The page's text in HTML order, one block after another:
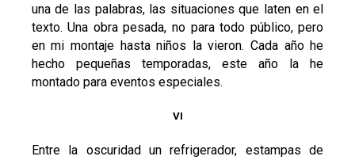
una de las palabras, las situaciones que laten en el
texto. Una obra pesada, no para todo público, pero
en mi montaje hasta niños la vieron. Cada año he
hecho pequeñas temporadas, este año la he
montado para eventos especiales.
VI
Entre la oscuridad un refrigerador, estampas de